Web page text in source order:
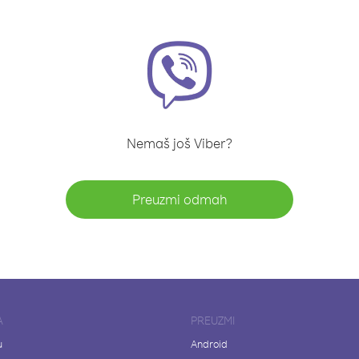
Nemaš još Viber?
Preuzmi odmah
PREUZMI
Android